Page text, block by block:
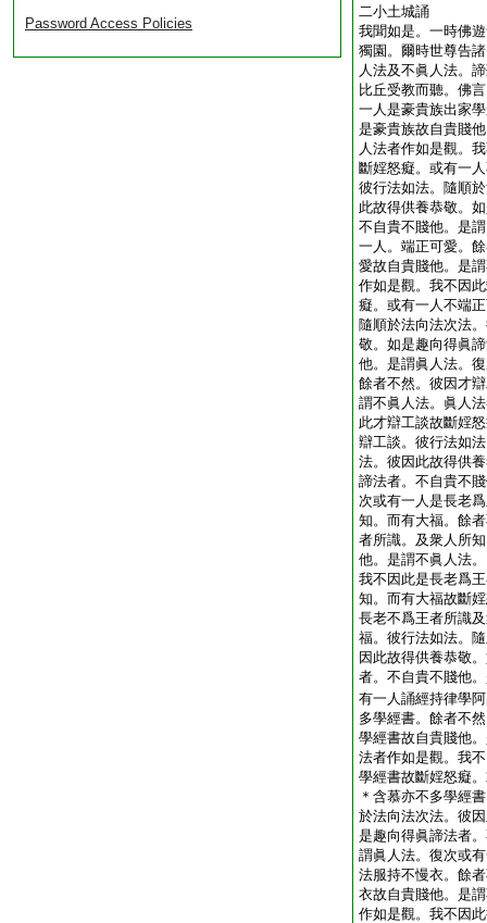
Password Access Policies
二小土城誦
我聞如是。一時佛
獨園。爾時世尊告
人法及不眞人法。
比丘受教而聽。佛
一人是豪貴族出家
是豪貴族故自貴賤
人法者作如是觀。
斷婬怒癡。或有一
彼行法如法。隨順
此故得供養恭敬。
不自貴不賤他。是
一人。端正可愛。
愛故自貴賤他。是
作如是觀。我不因
癡。或有一人不端
隨順於法向法次法
敬。如是趣向得眞
他。是謂眞人法。
餘者不然。彼因才
謂不眞人法。眞人
此才辯工談故斷婬
辯工談。彼行法如
法。彼因此故得供
諦法者。不自貴不
次或有一人是長老
知。而有大福。餘
者所識。及衆人所
他。是謂不眞人法
我不因此是長老爲
知。而有大福故斷
長老不爲王者所識
福。彼行法如法。
因此故得供養恭敬
者。不自貴不賤他
有一人誦經持律學
多學經書。餘者不
學經書故自貴賤他
法者作如是觀。我
學經書故斷婬怒癡
＊含慕亦不多學經
於法向法次法。彼
是趣向得眞諦法者
謂眞人法。復次或
法服持不慢衣。餘
衣故自貴賤他。是
作如是觀。我不因